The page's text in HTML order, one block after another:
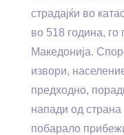
страдајќи во
во 518 година, го
Македонија.
извори,
предходно,
напади од
побарало